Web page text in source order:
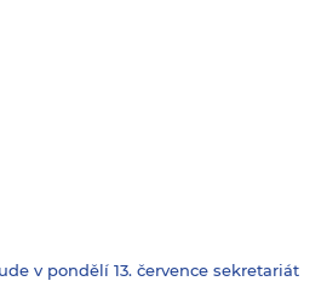
v pondělí 13. července sekretariát